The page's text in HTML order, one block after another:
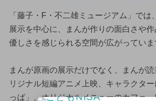
「藤子・F・不二雄ミュージアム」では
展示を中心に、まんが作りの面白さや
優しさを感じられる空間が広がっていま
まんが原画の展示だけでなく、まんが
リジナル短編アニメ上映、キャラクタ
っぱ」、オリジナルメニューのカフェ